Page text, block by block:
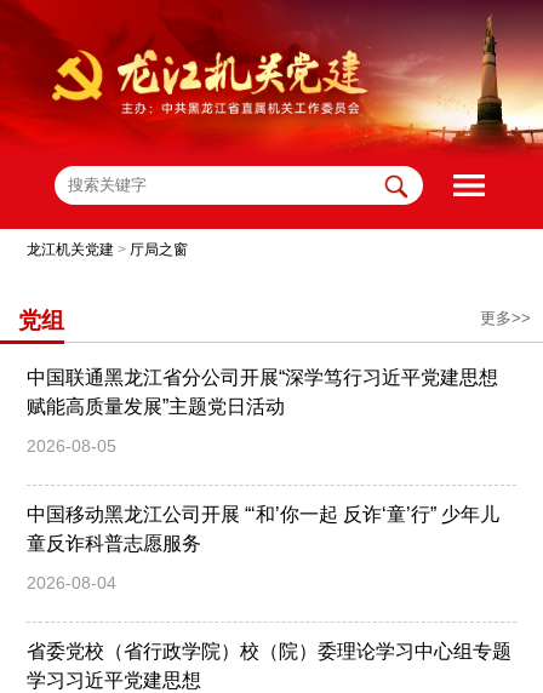
龙江机关党建 > 厅局之窗
党组 更多>>
中国联通黑龙江省分公司开展“深学笃行习近平党建思想
赋能高质量发展”主题党日活动
2026-08-05
中国移动黑龙江公司开展 “‘和’你一起 反诈‘童’行” 少年儿
童反诈科普志愿服务
2026-08-04
省委党校（省行政学院）校（院）委理论学习中心组专题
学习习近平党建思想